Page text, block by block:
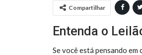
Compartilhar
Entenda o
Se você está pensando